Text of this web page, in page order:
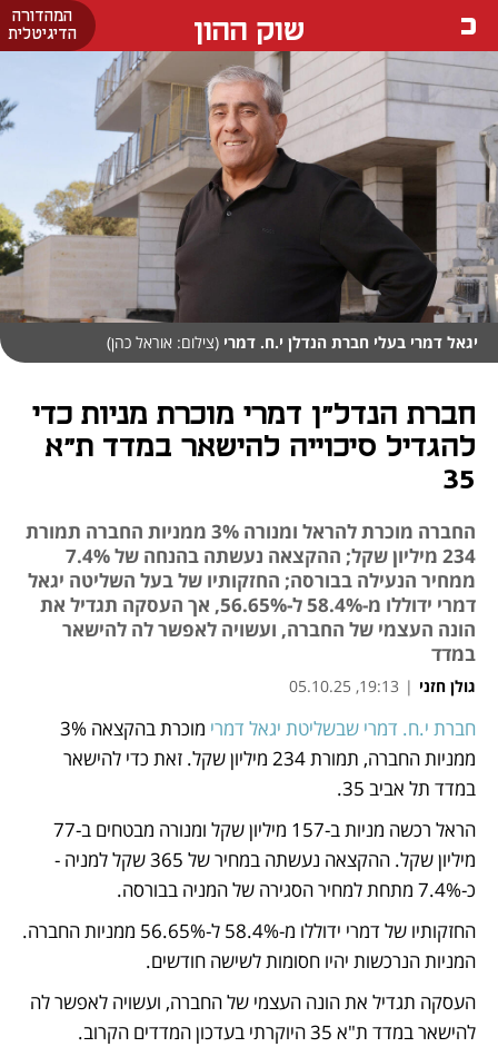
המהדורה
הדיגיטלית
שוק ההון
יגאל דמרי בעלי חברת הנדלן י.ח. דמרי (צילום: אוראל כהן)
חברת הנדל"ן דמרי מוכרת מניות כדי
להגדיל סיכוייה להישאר במדד ת"א
35
החברה מוכרת להראל ומנורה 3% ממניות החברה תמורת
234 מיליון שקל; ההקצאה נעשתה בהנחה של 7.4%
ממחיר הנעילה בבורסה; החזקותיו של בעל השליטה יגאל
דמרי ידוללו מ-58.4% ל-56.65%, אך העסקה תגדיל את
הונה העצמי של החברה, ועשויה לאפשר לה להישאר
במדד
גולן חזני |
19:13, 05.10.25
חברת י.ח. דמרי שבשליטת יגאל דמרי
במדד תל אביב 35.
כ-7.4% מתחת למחיר הסגירה של המניה בבורסה.
המניות הנרכשות יהיו חסומות לשישה חודשים.
להישאר במדד ת"א 35 היוקרתי בעדכון המדדים הקרוב.